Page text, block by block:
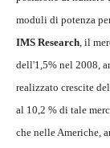
moduli di potenza
IMS Research, il
dell'1,5% nel 2008,
realizzato crescite
al 10,2 % di tale
che nelle Americhe,